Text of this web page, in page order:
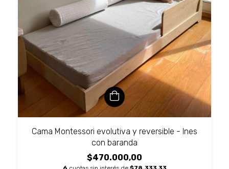
Cama Montessori evolutiva y reversible - Ines
con baranda
$470.000,00